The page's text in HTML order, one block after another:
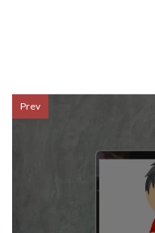
Prev